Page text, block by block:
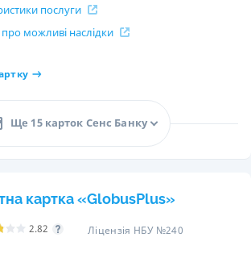
послуги
можливі наслідки
Ще 15 карток Сенс Банку
картка «GlobusPlus»
2.82 Ліцензія НБУ №240